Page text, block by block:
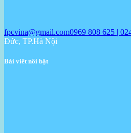
fpcvina@gmail.com0969 808 625 |
Đức, TP.Hà Nội
Bài viết nổi bật